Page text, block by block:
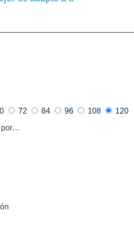
72 84 96 108
120
por…